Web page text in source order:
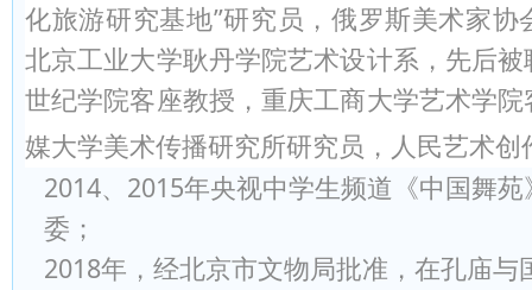
化旅游研究基地”研究员，俄罗斯美术家协
北京工业大学耿丹学院艺术设计系， 先后
世纪学院客座教授，重庆工商大学艺术学
媒大学美术传播研究所研究员，人民艺术创
2014、2015年央视中学生频道《中国舞
委 ；
2018年，经北京市文物局批准，在孔庙与